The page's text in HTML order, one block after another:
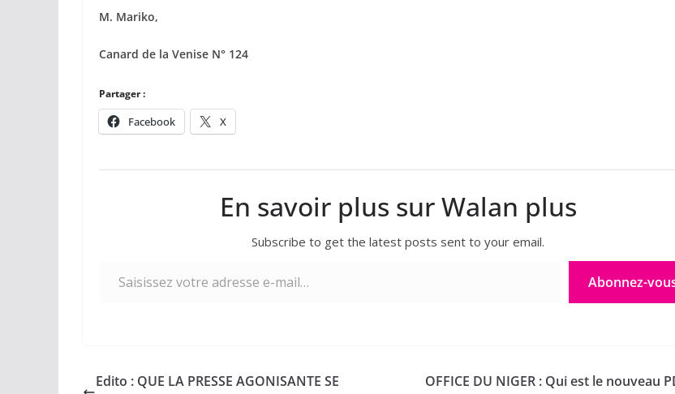
M. Mariko,
Canard de la Venise N° 124
Partager :
Facebook X
En savoir plus sur Walan plus
Subscribe to get the latest posts sent to your email.
Abonnez-
Edito : QUE LA PRESSE AGONISANTE SE
OFFICE DU NIGER : Qui est le nouveau